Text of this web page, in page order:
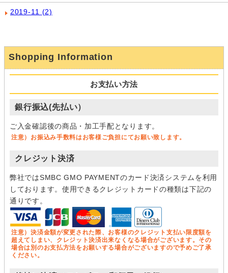
2019-11 (2)
Shopping Information
お支払い方法
銀行振込(先払い）
ご入金確認後の商品・加工手配となります。
注意）お振込み手数料はお客様ご負担にてお願い致します。
クレジット決済
弊社ではSMBC GMO PAYMENTのカード決済システムを利用
しております。使用できるクレジットカードの種類は下記の
通りです。
注意）決済金額が変更された際、お客様のクレジット支払い限度額を
超えてしまい、クレジット決済出来なくなる場合がございます。その
場合は別のお支払方法をお願いする場合がございますので予めご了承
ください。